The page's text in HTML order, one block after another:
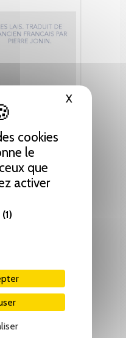
cookies
le
que
activer
(1)
XMasquer